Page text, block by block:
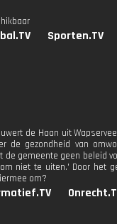
Sporten.TV
de Haan uit
de gezondheid van
de gemeente geen beleid
niet te uiten.' Door het
om?